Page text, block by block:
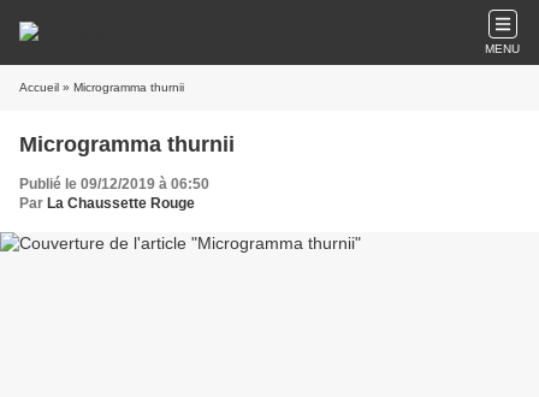
MENU
Accueil » Microgramma thurnii
Microgramma thurnii
Publié le 09/12/2019 à 06:50
Par La Chaussette Rouge